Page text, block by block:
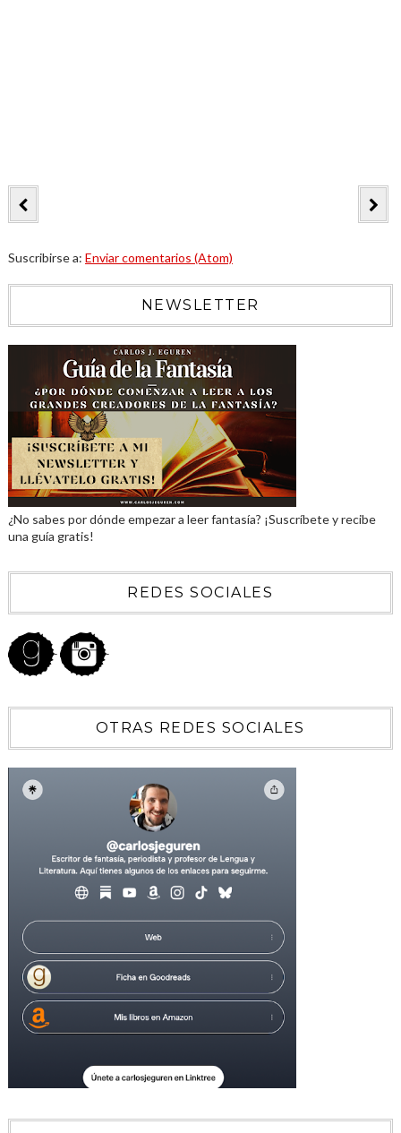
Suscribirse a: Enviar comentarios (Atom)
NEWSLETTER
¿No sabes por dónde empezar a leer fantasía? ¡Suscríbete y recibe
una guía gratis!
REDES SOCIALES
OTRAS REDES SOCIALES